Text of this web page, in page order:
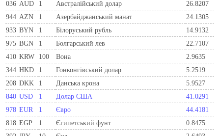
036 AUD 1 Австралійський долар
26.8207
944 AZN 1 Азербайджанський манат
24.1305
933 BYN 1 Бiлоруський рубль
14.9132
975 BGN 1 Болгарський лев
22.7107
410 KRW 100 Вона
2.9635
344 HKD 1 Гонконгівський долар
5.2519
208 DKK 1 Данська крона
5.9527
840 USD 1 Долар США
41.0291
978 EUR 1 Євро
44.4181
818 EGP 1 Єгипетський фунт
0.8475